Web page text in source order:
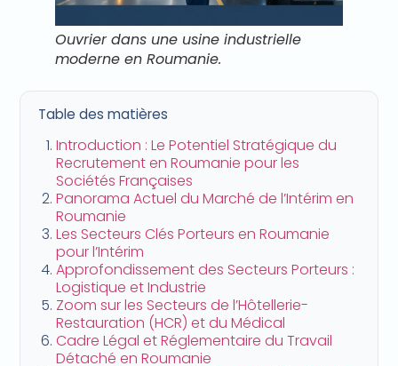
Ouvrier dans une usine industrielle
moderne en Roumanie.
Table des matières
Introduction : Le Potentiel Stratégique du
Recrutement en Roumanie pour les
Sociétés Françaises
Panorama Actuel du Marché de l’Intérim en
Roumanie
Les Secteurs Clés Porteurs en Roumanie
pour l’Intérim
Approfondissement des Secteurs Porteurs :
Logistique et Industrie
Zoom sur les Secteurs de l’Hôtellerie-
Restauration (HCR) et du Médical
Cadre Légal et Réglementaire du Travail
Détaché en Roumanie